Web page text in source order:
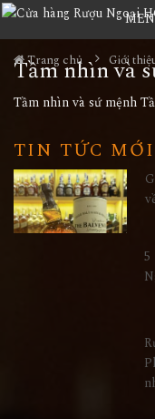
Trang chủ Giới
Tầm nhìn và
Tầm nhìn và sứ mệnh
TIN TỨC MỚI
5